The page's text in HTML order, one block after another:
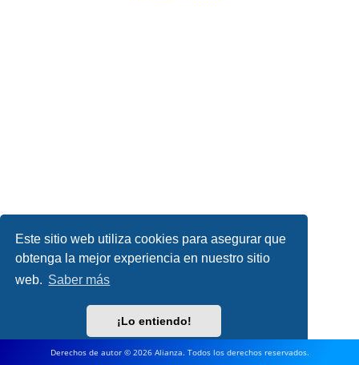
Este sitio web utiliza cookies para asegurar que
obtenga la mejor experiencia en nuestro sitio
web. Saber más
¡Lo entiendo!
Derechos de autor © 2026 Alianza. Todos los derechos reservados.